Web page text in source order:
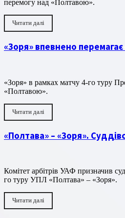
перемогу над «Полтавою».
Читати далі
«Зоря» впевнено
«Зоря» в рамках матчу 4-го туру Прем’єр-Ліги зустрілася з
«Полтавою».
Читати далі
«Полтава» – «Зоря».
Комітет арбітрів УАФ призначив суддівську бригаду на матч 4-
го туру УПЛ «Полтава» – «Зоря».
Читати далі